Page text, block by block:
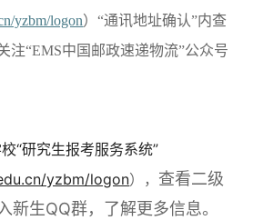
yzbm/logon）“通讯地址确认”内查
注“EMS中国邮政速递物流”公众号
“研究生报考服务系统”
yzbm/logon）， 查看二级
新生QQ群，了解更多信息。